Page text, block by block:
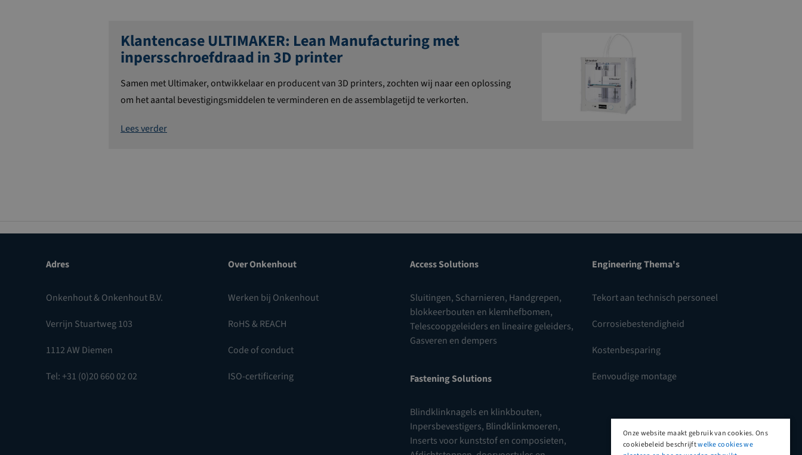
Klantencase ULTIMAKER: Lean Manufacturing met
inpersschroefdraad in 3D printer
Samen metUltimaker, ontwikkelaar en producent van 3D printers, zochten wij naareenoplossing
om het aantal bevestigingsmiddelen te verminderen en de assemblagetijd te verkorten.
Lees verder
Adres
Onkenhout & Onkenhout B.V.
Verrijn Stuartweg 103
1112 AW Diemen
Tel: +31 (0)20 660 02 02
Over Onkenhout
Werken bij Onkenhout
RoHS & REACH
Code of conduct
ISO-certificering
Access Solutions
Sluitingen, Scharnieren, Handgrepen,
blokkeerbouten en klemhefbomen,
Telescoopgeleiders en lineaire geleiders,
Gasveren en dempers
Fastening Solutions
Blindklinknagels en klinkbouten,
Inpersbevestigers, Blindklinkmoeren,
Inserts voor kunststof en composieten,
Engineering Thema's
Tekort aan technisch personeel
Corrosiebestendigheid
Kostenbesparing
Eenvoudige montage
Onze website maakt gebruik van cookies. Ons
cookiebeleid beschrijftwelke cookies we